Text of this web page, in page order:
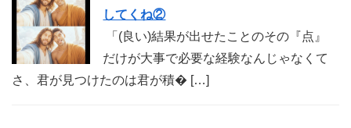
してくね②
「(良い)結果が出せたことのその『点』
だけが大事で必要な経験なんじゃなくて
さ、君が見つけたのは君が積� […]